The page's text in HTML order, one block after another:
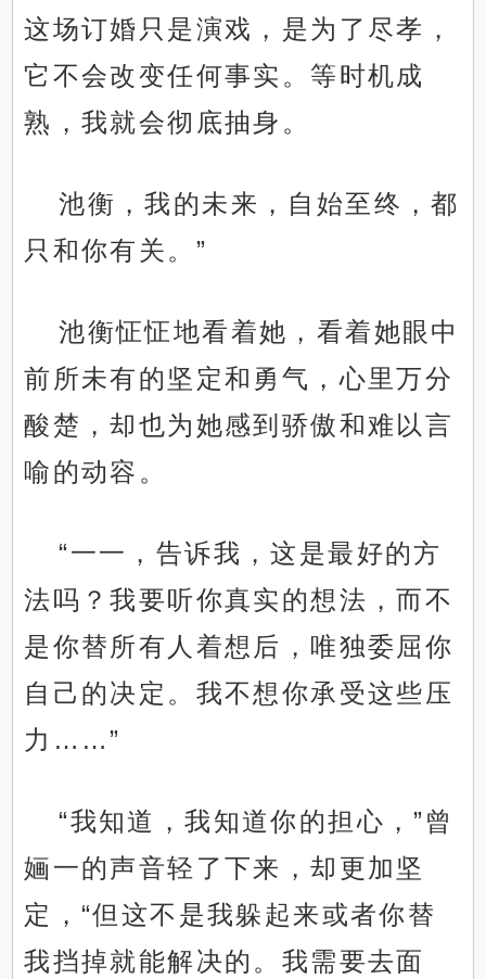
这场订婚只是演戏，是为了尽孝，
它不会改变任何事实。等时机成
熟，我就会彻底抽身。
池衡，我的未来，自始至终，都
只和你有关。”
池衡怔怔地看着她，看着她眼中
前所未有的坚定和勇气，心里万分
酸楚，却也为她感到骄傲和难以言
喻的动容。
“一一，告诉我，这是最好的方
法吗？我要听你真实的想法，而不
是你替所有人着想后，唯独委屈你
自己的决定。我不想你承受这些压
力……”
“我知道，我知道你的担心，”曾
婳一的声音轻了下来，却更加坚
定，“但这不是我躲起来或者你替
我挡掉就能解决的。我需要去面